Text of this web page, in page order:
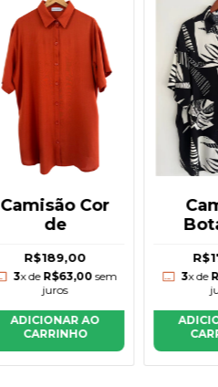
Camisão Cor
de
R$189,00
3x de R$63,00sem
juros
ADICIONAR AO
CARRINHO
3x de